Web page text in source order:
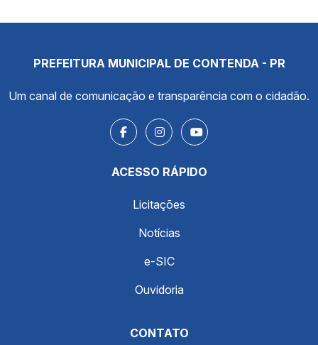
PREFEITURA MUNICIPAL DE CONTENDA - PR
Um canal de comunicação e transparência com o cidadão.
ACESSO RÁPIDO
Licitações
Notícias
e-SIC
Ouvidoria
CONTATO